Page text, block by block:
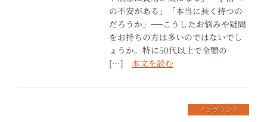
の不安がある」「本当に長く持つの
だろうか」──こうしたお悩みや疑問
をお持ちの方は多いのではないでし
ょうか。特に50代以上で全顎の
[…] 本文を読む
インプラント